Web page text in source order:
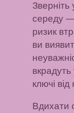
середу —
ризик
ви
вкрадуть
ключі
Вдихати